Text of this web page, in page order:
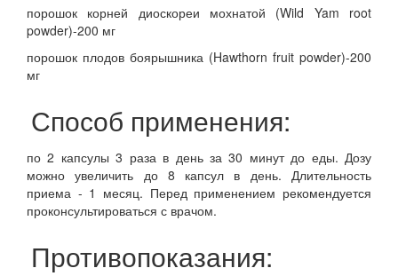
порошок корней диоскореи мохнатой (Wild Yam root
powder)-200 мг
порошок плодов боярышника (Hawthorn fruit powder)-200
мг
Способ применения:
по 2 капсулы 3 раза в день за 30 минут до еды. Дозу
можно увеличить до 8 капсул в день. Длительность
приема - 1 месяц. Перед применением рекомендуется
проконсультироваться с врачом.
Противопоказания: